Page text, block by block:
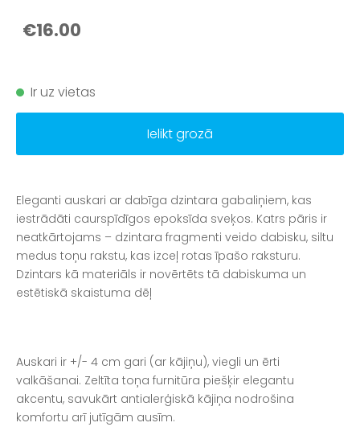
€16.00
Ir uz vietas
Ielikt grozā
Eleganti auskari ar dabīga dzintara gabaliņiem, kas
iestrādāti caurspīdīgos epoksīda sveķos. Katrs pāris ir
neatkārtojams – dzintara fragmenti veido dabisku, siltu
medus toņu rakstu, kas izceļ rotas īpašo raksturu.
Dzintars kā materiāls ir novērtēts tā dabiskuma un
estētiskā skaistuma dēļ
Auskari ir +/- 4 cm gari (ar kājiņu), viegli un ērti
valkāšanai. Zeltīta toņa furnitūra piešķir elegantu
akcentu, savukārt antialerģiskā kājiņa nodrošina
komfortu arī jutīgām ausīm.